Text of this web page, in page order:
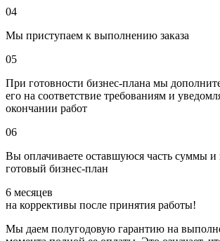
04
Мы приступаем к выполнению заказа
05
При готовности бизнес-плана мы
его на соответствие требованиям и
окончании работ
06
Вы оплачиваете оставшуюся часть суммы и
готовый бизнес-план
6 месяцев
на коррективы после принятия работы!
Мы даем полугодовую гарантию на